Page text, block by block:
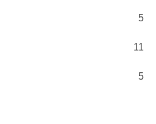
5
11
5